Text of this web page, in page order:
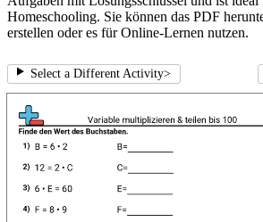
Homeschooling. Sie können das PDF
erstellen oder es für Online-Lernen nutzen.
Select a Different Activity>